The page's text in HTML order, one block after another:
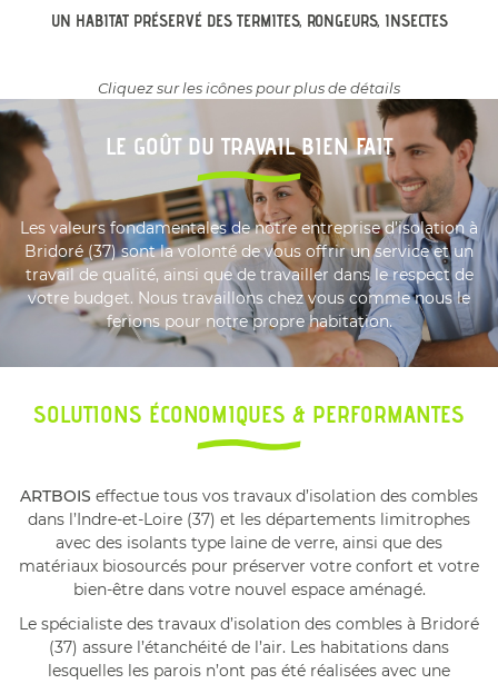
UN HABITAT PRÉSERVÉ DES TERMITES, RONGEURS, INSECTES
Cliquez sur les icônes pour plus de détails
LE GOÛT DU TRAVAIL BIEN FAIT
Les valeurs fondamentales de notre entreprise d’isolation à
Bridoré (37) sont la volonté de vous offrir un service et un
travail de qualité, ainsi que de travailler dans le respect de
votre budget. Nous travaillons chez vous comme nous le
ferions pour notre propre habitation.
SOLUTIONS ÉCONOMIQUES & PERFORMANTES
ARTBOIS effectue tous vos travaux d’isolation des combles
dans l’Indre-et-Loire (37) et les départements limitrophes
avec des isolants type laine de verre, ainsi que des
matériaux biosourcés pour préserver votre confort et votre
bien-être dans votre nouvel espace aménagé.
Le spécialiste des travaux d’isolation des combles à Bridoré
(37) assure l’étanchéité de l’air. Les habitations dans
lesquelles les parois n’ont pas été réalisées avec une